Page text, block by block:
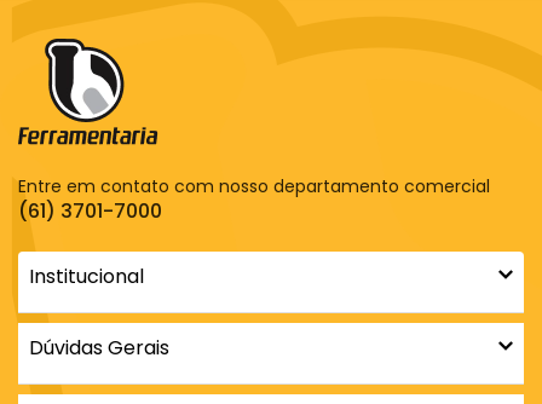
Entre em contato com nosso departamento comercial
(61) 3701-7000
Institucional
Dúvidas Gerais